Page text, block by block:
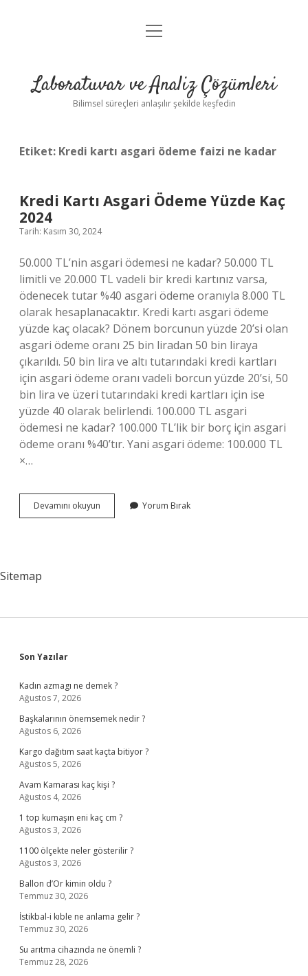
Anasayfa
Yasal Uyarı
menüyü
Laboratuvar ve Analiz Çözümleri
Bilimsel süreçleri anlaşılır şekilde keşfedin
Etiket: Kredi kartı asgari ödeme faizi ne kadar
Kredi Kartı Asgari Ödeme Yüzde Kaç
2024
Tarih: Kasım 30, 2024
50.000 TL’nin asgari ödemesi ne kadar? 50.000 TL
limitli ve 20.000 TL vadeli bir kredi kartınız varsa,
ödenecek tutar %40 asgari ödeme oranıyla 8.000 TL
olarak hesaplanacaktır. Kredi kartı asgari ödeme
yüzde kaç olacak? Dönem borcunun yüzde 20’si olan
asgari ödeme oranı 25 bin liradan 50 bin liraya
çıkarıldı. 50 bin lira ve altı tutarındaki kredi kartları
için asgari ödeme oranı vadeli borcun yüzde 20’si, 50
bin lira ve üzeri tutarındaki kredi kartları için ise
yüzde 40 olarak belirlendi. 100.000 TL asgari
ödemesi ne kadar? 100.000 TL’lik bir borç için asgari
ödeme oranı %40’tır. Yani asgari ödeme: 100.000 TL
×…
Devamını okuyun
Kartı
Yorum Bırak
Sitemap
Sidebar
Son Yazılar
Kadın azmagı ne demek ?
Ağustos 7, 2026
Başkalarının önemsemek nedir ?
Ağustos 6, 2026
Kargo dağıtım saat kaçta bitiyor ?
Ağustos 5, 2026
Avam Kamarası kaç kişi ?
Ağustos 4, 2026
1 top kumaşın eni kaç cm ?
Ağustos 3, 2026
1100 ölçekte neler gösterilir ?
Ağustos 3, 2026
Ballon d’Or kimin oldu ?
Temmuz 30, 2026
İstikbal-i kıble ne anlama gelir ?
Temmuz 30, 2026
Su arıtma cihazında ne önemli ?
Temmuz 28, 2026